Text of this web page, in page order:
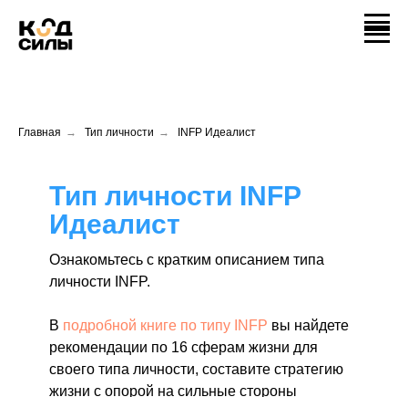
Главная → Тип личности → INFP Идеалист
Ознакомьтесь с кратким описанием типа
личности INFP.
В подробной книге по типу INFP вы найдете
рекомендации по 16 сферам жизни для
своего типа личности, составите стратегию
жизни с опорой на сильные стороны
Тип личности INFP
Идеалист